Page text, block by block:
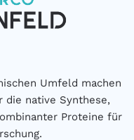
Umfeld machen
die native Synthese,
Proteine für